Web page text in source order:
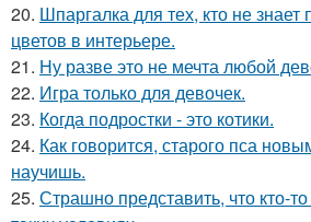
20. Шпаргалка для тех, кто не знает
цветов в интерьере.
21. Ну разве это не мечта любой
22. Игра только для девочек.
23. Когда подростки - это котики.
24. Как говорится, старого пса
научишь.
25. Страшно представить, что кто-